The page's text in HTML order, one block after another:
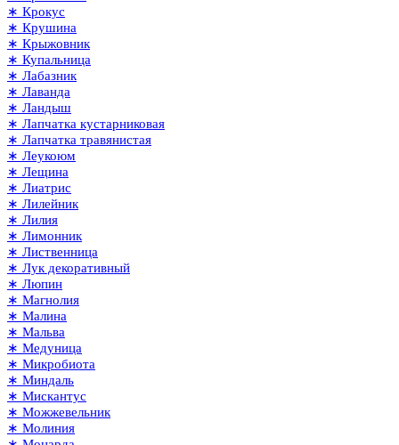
∗ Крокус
∗ Крушина
∗ Крыжовник
∗ Купальница
∗ Лабазник
∗ Лаванда
∗ Ландыш
∗ Лапчатка кустарниковая
∗ Лапчатка травянистая
∗ Леукоюм
∗ Лещина
∗ Лиатрис
∗ Лилейник
∗ Лилия
∗ Лимонник
∗ Лиственница
∗ Лук декоративный
∗ Люпин
∗ Магнолия
∗ Малина
∗ Мальва
∗ Медуница
∗ Микробиота
∗ Миндаль
∗ Мискантус
∗ Можжевельник
∗ Молиния